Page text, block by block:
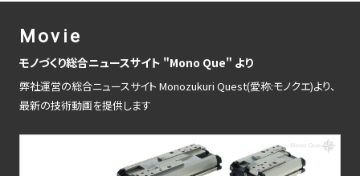
Movie
モノづくり総合ニュースサイト "Mono Que" より
弊社運営の総合ニュースサイト Monozukuri Quest(愛称:モノクエ)より、
最新の技術動画を提供します